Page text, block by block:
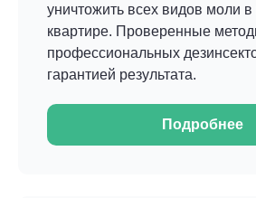
уничтожить всех видов моли в
квартире. Проверенные
профессиональных
гарантией результата.
Подробнее